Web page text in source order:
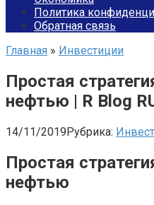
Политика
Обратная связь
Главная » Инвестиции
Простая
нефтью | R Blog
14/11/2019Рубрика:
Простая
нефтью